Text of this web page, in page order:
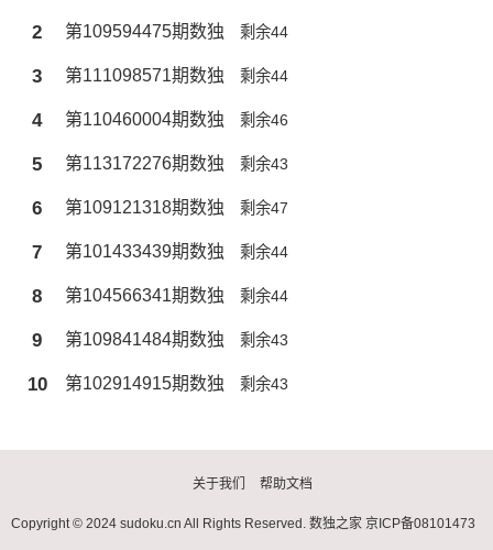
2 第109594475期数独 剩余44
3 第111098571期数独 剩余44
4 第110460004期数独 剩余46
5 第113172276期数独 剩余43
6 第109121318期数独 剩余47
7 第101433439期数独 剩余44
8 第104566341期数独 剩余44
9 第109841484期数独 剩余43
10 第102914915期数独 剩余43
关于我们 帮助文档
Copyright © 2024 sudoku.cn All Rights Reserved. 数独之家 京ICP备08101473